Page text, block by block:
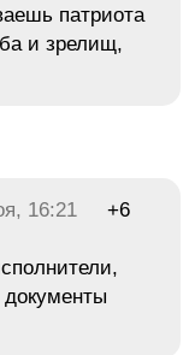
патриота
и зрелищ,
16:21 +6